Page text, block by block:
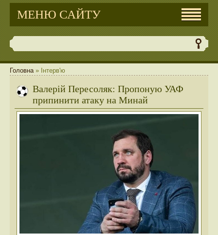
МЕНЮ САЙТУ
Головна» Інтерв'ю
Валерій Пересоляк: Пропоную УАФ
припинити атаку на Минай